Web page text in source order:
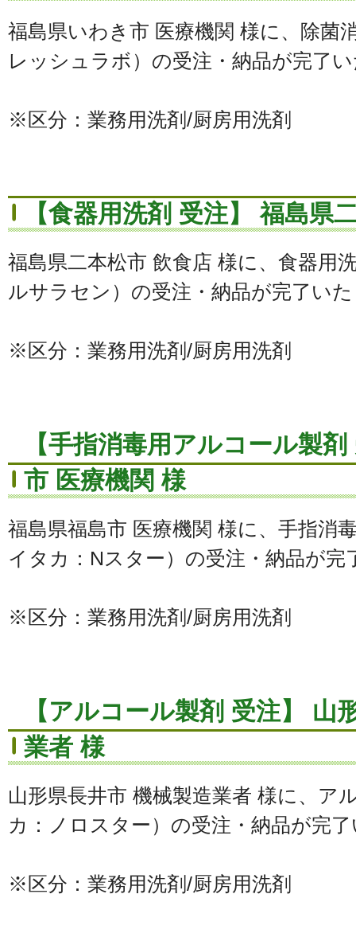
福島県いわき市 医療機関 様に、除菌
レッシュラボ）の受注・納品が完了
※区分：業務用洗剤/厨房用洗剤
【食器用洗剤 受注】 福島県
福島県二本松市 飲食店 様に、食器用
ルサラセン）の受注・納品が完了い
※区分：業務用洗剤/厨房用洗剤
【手指消毒用アルコール製
市 医療機関 様
福島県福島市 医療機関 様に、手指消
イタカ：Nスター）の受注・納品が完
※区分：業務用洗剤/厨房用洗剤
【アルコール製剤 受注】 山
業者 様
山形県長井市 機械製造業者 様に、ア
カ：ノロスター）の受注・納品が完
※区分：業務用洗剤/厨房用洗剤